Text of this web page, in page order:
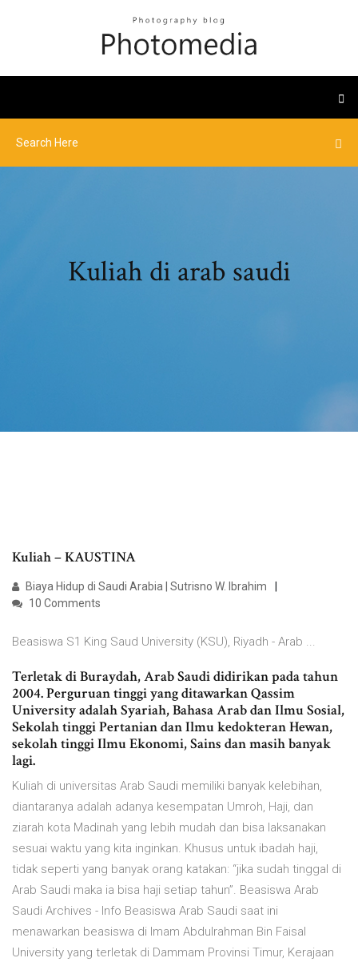
Kuliah di arab saudi
Kuliah – KAUSTINA
Biaya Hidup di Saudi Arabia | Sutrisno W. Ibrahim
10 Comments
Beasiswa S1 King Saud University (KSU), Riyadh - Arab ...
Terletak di Buraydah, Arab Saudi didirikan pada tahun
2004. Perguruan tinggi yang ditawarkan Qassim
University adalah Syariah, Bahasa Arab dan Ilmu Sosial,
Sekolah tinggi Pertanian dan Ilmu kedokteran Hewan,
sekolah tinggi Ilmu Ekonomi, Sains dan masih banyak
lagi.
Kuliah di universitas Arab Saudi memiliki banyak kelebihan,
diantaranya adalah adanya kesempatan Umroh, Haji, dan
ziarah kota Madinah yang lebih mudah dan bisa laksanakan
sesuai waktu yang kita inginkan. Khusus untuk ibadah haji,
tidak seperti yang banyak orang katakan: “jika sudah tinggal di
Arab Saudi maka ia bisa haji setiap tahun”. Beasiswa Arab
Saudi Archives - Info Beasiswa Arab Saudi saat ini
menawarkan beasiswa di Imam Abdulrahman Bin Faisal
University yang terletak di Dammam Provinsi Timur, Kerajaan